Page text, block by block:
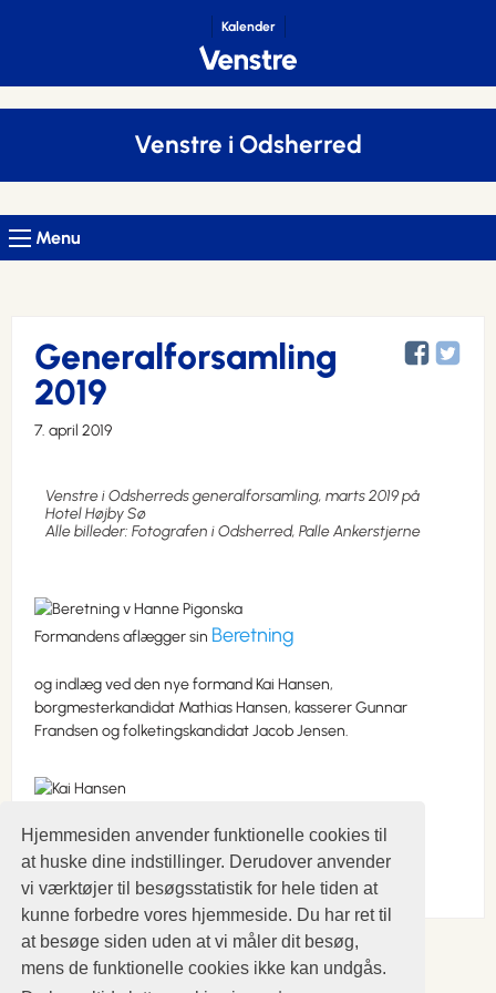
Hjemmesiden anvender funktionelle cookies til
at huske dine indstillinger. Derudover anvender
vi værktøjer til besøgsstatistik for hele tiden at
kunne forbedre vores hjemmeside. Du har ret til
at besøge siden uden at vi måler dit besøg,
mens de funktionelle cookies ikke kan undgås.
Kalender
Venstre i Odsherred
Menu
Generalforsamling
2019
7. april 2019
Venstre i Odsherreds generalforsamling, marts 2019 på
Hotel Højby Sø
Alle billeder: Fotografen i Odsherred, Palle Ankerstjerne
Formandens aflægger sin Beretning
og indlæg ved den nye formand Kai Hansen,
borgmesterkandidat Mathias Hansen, kasserer Gunnar
Frandsen og folketingskandidat Jacob Jensen.